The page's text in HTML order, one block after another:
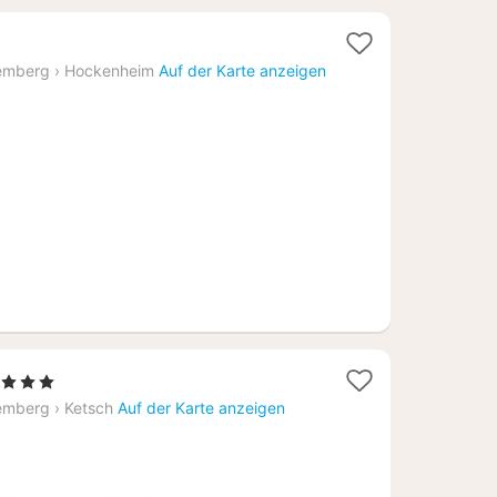
› Hockenheim Auf der Karte anzeigen
› Ketsch Auf der Karte anzeigen